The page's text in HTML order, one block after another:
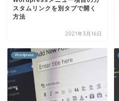
スタムリンクを別タブで開く
方法
2021年3月16日
Wordpress